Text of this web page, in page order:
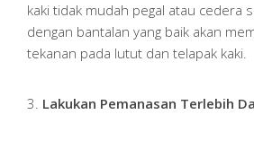
kaki tidak mudah pegal atau cedera
dengan bantalan yang baik akan
tekanan pada lutut dan telapak kaki.
3. Lakukan Pemanasan Terlebih